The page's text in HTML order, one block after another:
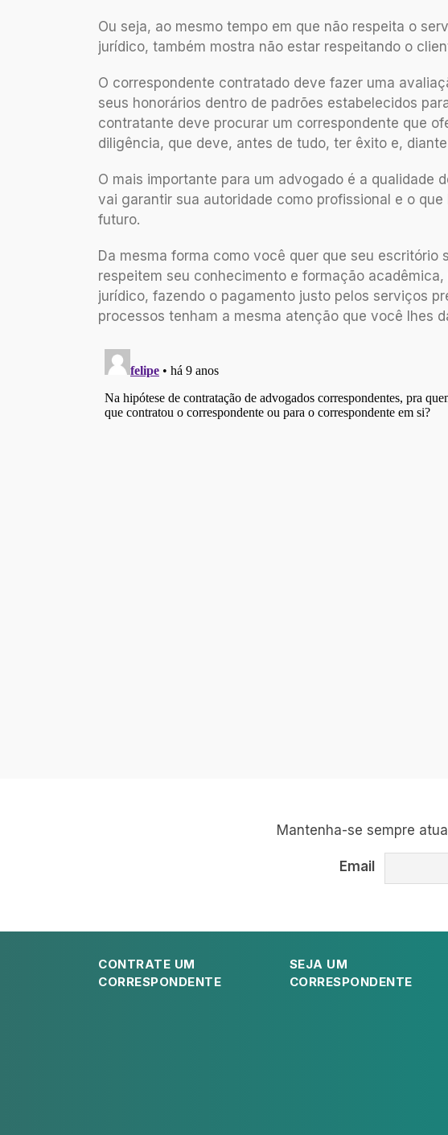
Ou seja, ao mesmo tempo em que não respeita o
jurídico, também mostra não estar respeitando o
O correspondente contratado deve fazer uma
seus honorários dentro de padrões estabelecidos
contratante deve procurar um correspondente que
diligência, que deve, antes de tudo, ter êxito e,
O mais importante para um advogado é a qualidade
vai garantir sua autoridade como profissional e o
futuro.
Da mesma forma como você quer que seu escritório
respeitem seu conhecimento e formação
jurídico, fazendo o pagamento justo pelos serviços
processos tenham a mesma atenção que você lhes
Mantenha-se sempre
Email
CONTRATE UM
CORRESPONDENTE
SEJA UM
CORRESPONDENTE